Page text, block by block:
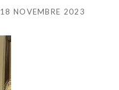
18 NOVEMBRE 2023